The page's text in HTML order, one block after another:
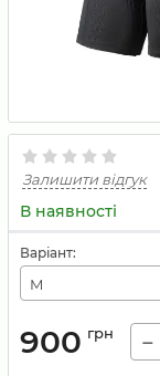
Залишити відгук
В наявності
Варіант:
M
900 грн −